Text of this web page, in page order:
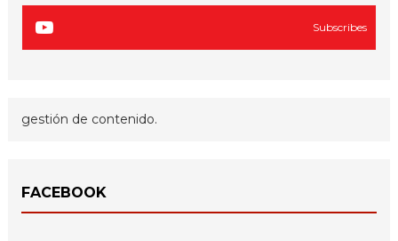
Subscribes
gestión de contenido.
FACEBOOK